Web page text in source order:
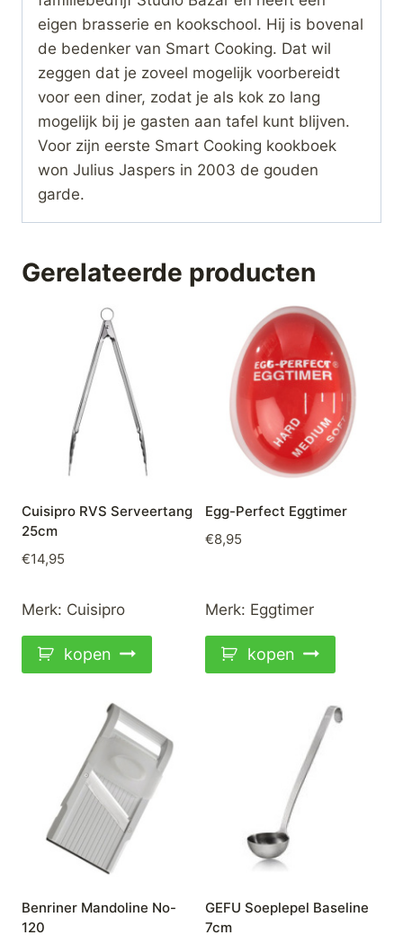
eigen brasserie en kookschool. Hij is bovenal
de bedenker van Smart Cooking. Dat wil
zeggen dat je zoveel mogelijk voorbereidt
voor een diner, zodat je als kok zo lang
mogelijk bij je gasten aan tafel kunt blijven.
Voor zijn eerste Smart Cooking kookboek
won Julius Jaspers in 2003 de gouden
garde.
Gerelateerde producten
Cuisipro RVS Serveertang
25cm
€14,95
Merk: Cuisipro
kopen
Egg-Perfect Eggtimer
€8,95
Merk: Eggtimer
kopen
Benriner Mandoline No-
120
GEFU Soeplepel Baseline
7cm